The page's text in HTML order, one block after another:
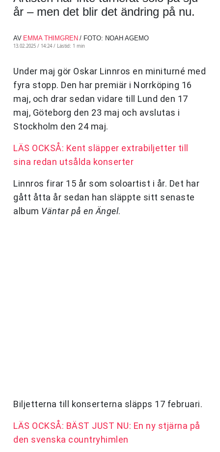
år – men det blir det ändring på nu.
AV EMMA THIMGREN / FOTO: NOAH AGEMO
13.02.2025 / 14:24 / Lästid: 1 min
Under maj gör Oskar Linnros en miniturné med
fyra stopp. Den har premiär i Norrköping 16
maj, och drar sedan vidare till Lund den 17
maj, Göteborg den 23 maj och avslutas i
Stockholm den 24 maj.
LÄS OCKSÅ: Kent släpper extrabiljetter till
sina redan utsålda konserter
Linnros firar 15 år som soloartist i år. Det har
gått åtta år sedan han släppte sitt senaste
album Väntar på en Ängel.
Biljetterna till konserterna släpps 17 februari.
LÄS OCKSÅ: BÄST JUST NU: En ny stjärna på
den svenska countryhimlen